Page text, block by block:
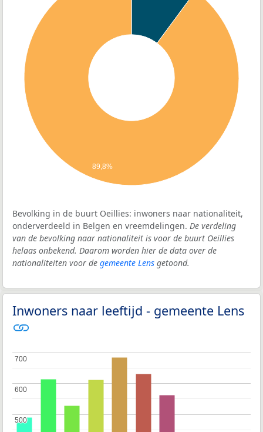
89,8%
Bevolking in de buurt Oeillies: inwoners naar nationaliteit,
onderverdeeld in Belgen en vreemdelingen. De verdeling
van de bevolking naar nationaliteit is voor de buurt Oeillies
helaas onbekend. Daarom worden hier de data over de
nationaliteiten voor de gemeente Lens getoond.
Inwoners naar leeftijd - gemeente Lens
500
500
600
600
700
700